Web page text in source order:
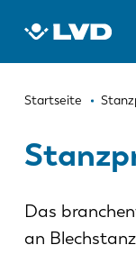
zum
Startseite
Das
an
STANZPRESSEN